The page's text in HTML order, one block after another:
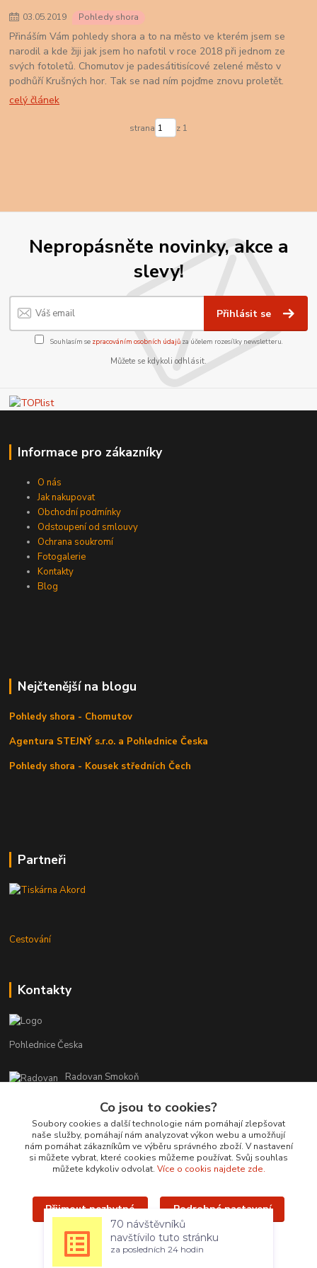
03.05.2019 Pohledy shora
Přináším Vám pohledy shora a to na město ve kterém jsem se
narodil a kde žiji jak jsem ho nafotil v roce 2018 při jednom ze
svých fotoletů. Chomutov je padesátitisícové zelené město v
podhůří Krušných hor. Tak se nad ním pojďme znovu proletět.
celý článek
strana z 1
Nepropásněte novinky, akce a
slevy!
Přihlásit se
Souhlasím se zpracováním osobních údajůza účelem rozesílky newsletteru.
Můžete se kdykoli odhlásit.
Informace pro zákazníky
O nás
Jak nakupovat
Obchodní podmínky
Odstoupení od smlouvy
Ochrana soukromí
Fotogalerie
Kontakty
Blog
Nejčtenější na blogu
Pohledy shora - Chomutov
Agentura STEJNÝ s.r.o. a Pohlednice Česka
Pohledy shora - Kousek středních Čech
Partneři
Cestování
Kontakty
Pohlednice Česka
Radovan Smokoň
r.smokon@pohlednicecr.cz
Upravit sběr cookies.
Co jsou to cookies?
Soubory cookies a další technologie nám pomáhají zlepšovat
naše služby, pomáhají nám analyzovat výkon webu a umožňují
nám pomáhat zákazníkům ve výběru správného zboží. V nastavení
si můžete vybrat, které cookies můžeme používat. Svůj souhlas
můžete kdykoliv odvolat. Více o cookis najdete zde.
Přijmout nezbytné Podrobné nastavení
Přijmout všechny
70 návštěvníků
navštívilo tuto stránku
za posledních 24 hodin